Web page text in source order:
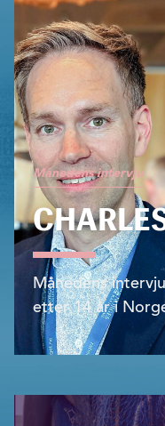
Månedens intervju
Månedens
etter 14 år i